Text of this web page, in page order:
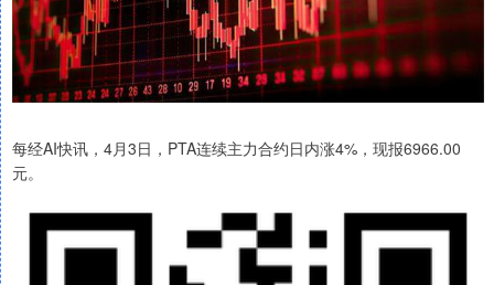
每经AI快讯，4月3日，PTA连续主力合约日内涨4%，现报6966.00
元。